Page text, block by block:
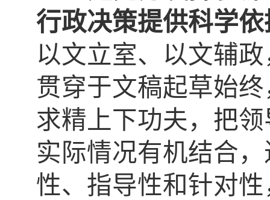
行政决策提供科学
以文立室、以文辅
贯穿于文稿起草始
求精上下功夫，把
实际情况有机结合
性、指导性和针对